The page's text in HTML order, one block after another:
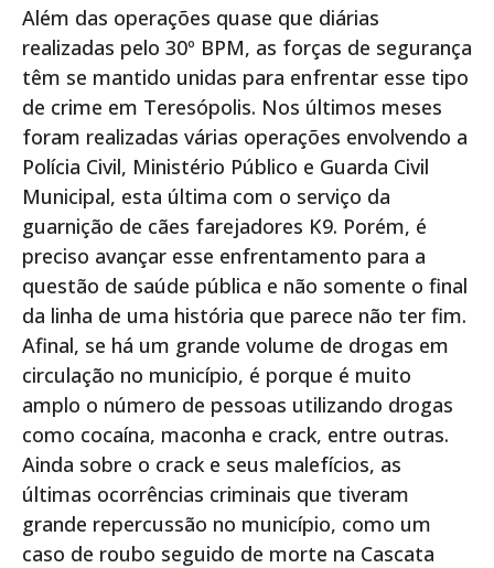
Além das operações quase que diárias
realizadas pelo 30º BPM, as forças de segurança
têm se mantido unidas para enfrentar esse tipo
de crime em Teresópolis. Nos últimos meses
foram realizadas várias operações envolvendo a
Polícia Civil, Ministério Público e Guarda Civil
Municipal, esta última com o serviço da
guarnição de cães farejadores K9. Porém, é
preciso avançar esse enfrentamento para a
questão de saúde pública e não somente o final
da linha de uma história que parece não ter fim.
Afinal, se há um grande volume de drogas em
circulação no município, é porque é muito
amplo o número de pessoas utilizando drogas
como cocaína, maconha e crack, entre outras.
Ainda sobre o crack e seus malefícios, as
últimas ocorrências criminais que tiveram
grande repercussão no município, como um
caso de roubo seguido de morte na Cascata